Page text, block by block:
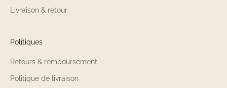
Livraison & retour
Politiques
Retours & remboursement
Politique de livraison